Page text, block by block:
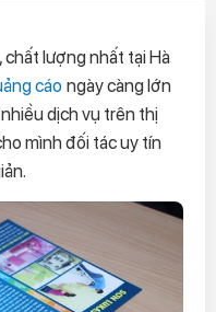
chất lượng nhất tại Hà
cáo ngày càng lớn
dịch vụ trên thị
mình đối tác uy tín